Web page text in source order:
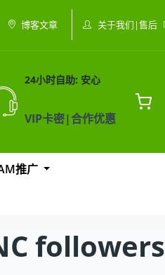
博客文章 关于我们|售后
24小时自助: 安心
VIP卡密|合作优惠
推广
followers